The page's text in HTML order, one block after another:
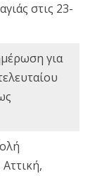
στις 23-
για